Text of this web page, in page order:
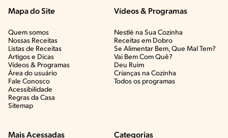
Mapa do Site
Quem somos
Nossas Receitas
Listas de Receitas​
Artigos e Dicas​
Vídeos & Programas​
Área do usuário
Fale Conosco
Acessibilidade
Regras da Casa
Sitemap
Vídeos & Programas​
Nestlé na Sua Cozinha
Receitas em Dobro
Se Alimentar Bem, Que Mal Tem?​
Vai Bem Com Quê?​
Deu Ruim​
Crianças na Cozinha​
Todos os programas
Mais Acessadas Categorias